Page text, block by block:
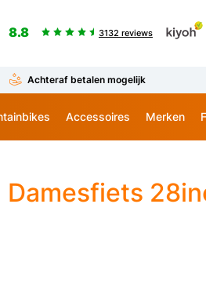
8.8 3132 reviews
Achteraf betalen mogelijk
Accessoires Merken
Damesfiets